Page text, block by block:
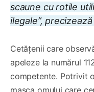
scaune cu rotile
ilegale”, precizează
Cetățenii care
apeleze la numărul
competente. Potrivit
masca omului care